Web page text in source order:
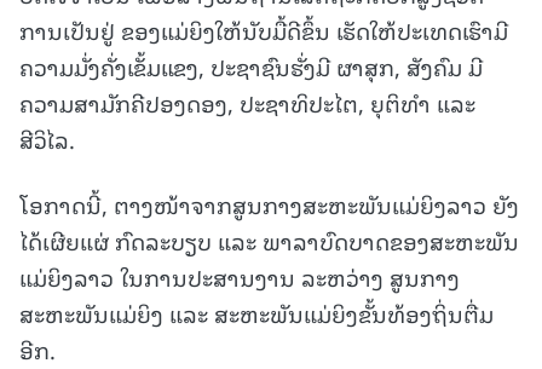
ການເປັນຢູ່ ຂອງແມ່ຍິງໃຫ້ນັບມື້ດີຂຶ້ນ ເຮັດໃຫ້ປະເທດເຮົາມີ
ຄວາມມັ່ງຄັ່ງເຂັ້ມແຂງ, ປະຊາຊົນຮັ່ງມີ ຜາສຸກ, ສັງຄົມ ມີ
ຄວາມສາມັກຄີປອງດອງ, ປະຊາທິປະໄຕ, ຍຸຕິທຳ ແລະ
ສີວິໄລ.
ໂອກາດນີ້, ຕາງໜ້າຈາກສູນກາງສະຫະພັນແມ່ຍິງລາວ ຍັງ
ໄດ້ເຜີຍແຜ່ ກົດລະບຽບ ແລະ ພາລາບົດບາດຂອງສະຫະພັນ
ແມ່ຍິງລາວ ໃນການປະສານງານ ລະຫວ່າງ ສູນກາງ
ສະຫະພັນແມ່ຍິງ ແລະ ສະຫະພັນແມ່ຍິງຂັ້ນທ້ອງຖິ່ນຕື່ມ
ອີກ.